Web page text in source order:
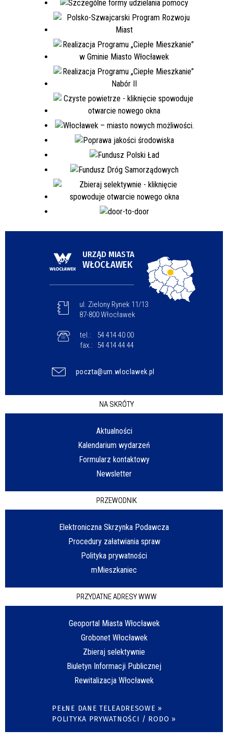
URZĄD MIASTA
WŁOCŁAWEK
ul. Zielony Rynek 11/13
87-800 Włocławek
tel.:
54 414 40 00
fax.:
54 414 44 44
poczta@um.wloclawek.pl
NA SKRÓTY
Aktualności
Kalendarium wydarzeń
Formularz kontaktowy
Newsletter
PRZEWODNIK
Elektroniczna Skrzynka Podawcza
Procedury załatwiania spraw
Polityka prywatności
mMieszkaniec
PRZYDATNE ADRESY WWW
Geoportal Miasta Włocławek
Grobonet Włocławek
Zbieraj selektywnie
Biuletyn Informacji Publicznej
Rewitalizacja Włocławek
PEŁNE DANE TELEADRESOWE »
POLITYKA PRYWATNOŚCI / RODO »